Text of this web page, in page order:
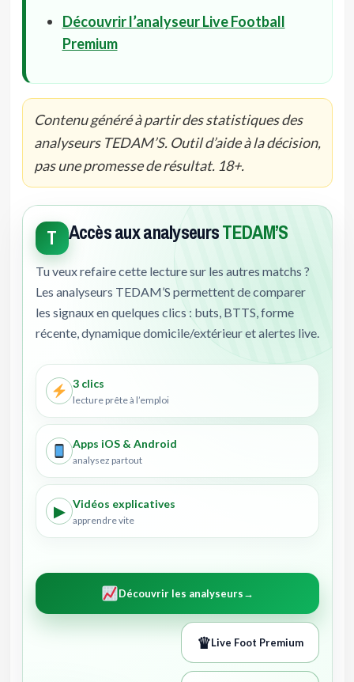
Découvrir l’analyseur Live Football
Premium
Contenu généré à partir des statistiques des
analyseurs TEDAM’S. Outil d’aide à la décision,
pas une promesse de résultat. 18+.
T Accès aux analyseursTEDAM’S
Tu veux refaire cette lecture sur les autres matchs ?
Les analyseurs TEDAM’S permettent de comparer
les signaux en quelques clics : buts, BTTS, forme
récente, dynamique domicile/extérieur et alertes live.
3 clics
lecture prête à l’emploi
Apps iOS & Android
analysez partout
▶ Vidéos explicatives
apprendre vite
Découvrir les analyseurs→
♛Live Foot Premium